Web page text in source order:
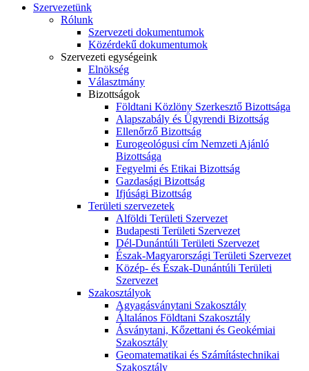
Szervezetünk
Rólunk
Szervezeti dokumentumok
Közérdekű dokumentumok
Szervezeti egységeink
Elnökség
Választmány
Bizottságok
Földtani Közlöny Szerkesztő Bizottsága
Alapszabály és Ügyrendi Bizottság
Ellenőrző Bizottság
Eurogeológusi cím Nemzeti Ajánló
Bizottsága
Fegyelmi és Etikai Bizottság
Gazdasági Bizottság
Ifjúsági Bizottság
Területi szervezetek
Alföldi Területi Szervezet
Budapesti Területi Szervezet
Dél-Dunántúli Területi Szervezet
Észak-Magyarországi Területi Szervezet
Közép- és Észak-Dunántúli Területi
Szervezet
Szakosztályok
Agyagásványtani Szakosztály
Általános Földtani Szakosztály
Ásványtani, Kőzettani és Geokémiai
Szakosztály
Geomatematikai és Számítástechnikai
Szakosztály